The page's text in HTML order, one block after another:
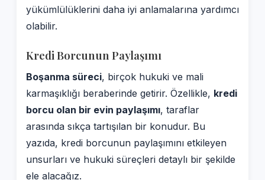
yükümlülüklerini daha iyi anlamalarına yardımcı
olabilir.
Kredi Borcunun Paylaşımı
Boşanma süreci, birçok hukuki ve mali
karmaşıklığı beraberinde getirir. Özellikle, kredi
borcu olan bir evin paylaşımı, taraflar
arasında sıkça tartışılan bir konudur. Bu
yazıda, kredi borcunun paylaşımını etkileyen
unsurları ve hukuki süreçleri detaylı bir şekilde
ele alacağız.